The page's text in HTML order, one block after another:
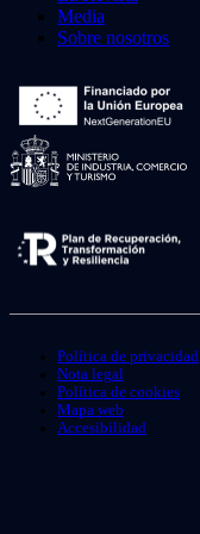
Media
Sobre nosotros
Política de privacidad
Nota legal
Política de cookies
Mapa web
Accesibilidad